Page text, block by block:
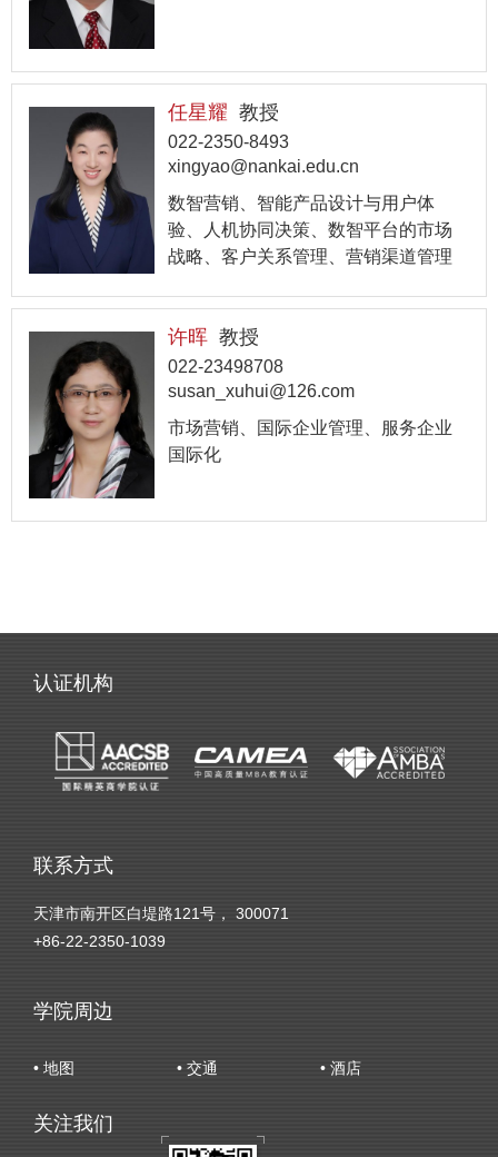
任星耀 教授
022-2350-8493
xingyao@nankai.edu.cn
数智营销、智能产品设计与用户体
验、人机协同决策、数智平台的市场
战略、客户关系管理、营销渠道管理
许晖 教授
022-23498708
susan_xuhui@126.com
市场营销、国际企业管理、服务企业
国际化
认证机构
联系方式
天津市南开区白堤路121号， 300071
+86-22-2350-1039
学院周边
• 地图 • 交通 • 酒店
关注我们